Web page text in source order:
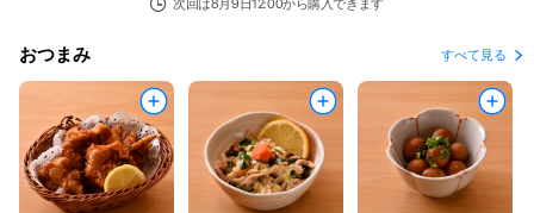
次回は8月9日12:00から購入できます
おつまみ すべて見る